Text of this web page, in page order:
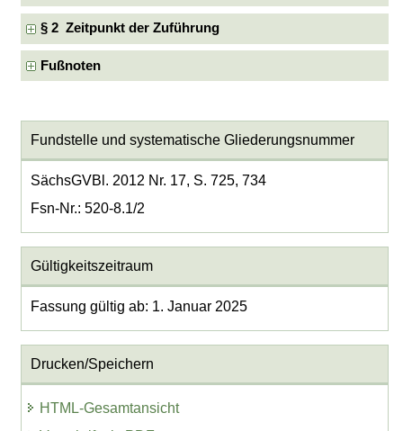
§ 2 Zeitpunkt der Zuführung
Fußnoten
Fundstelle und systematische Gliederungsnummer
SächsGVBl. 2012 Nr. 17, S. 725, 734
Fsn-Nr.: 520-8.1/2
Gültigkeitszeitraum
Fassung gültig ab: 1. Januar 2025
Drucken/Speichern
HTML-Gesamtansicht